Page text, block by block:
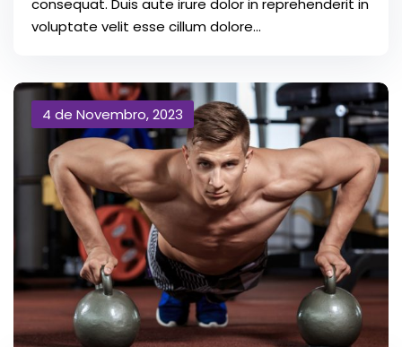
consequat. Duis aute irure dolor in reprehenderit in
voluptate velit esse cillum dolore...
4 de Novembro, 2023